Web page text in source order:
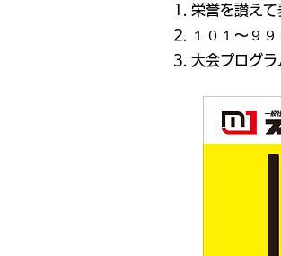
栄誉を讃えて
１０１～９
大会プログラ